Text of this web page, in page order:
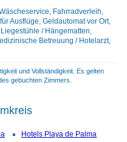
Fahrradverleih,
Ausflüge, Geldautomat vor Ort,
/ Hängematten,
Betreuung / Hotelarzt,
und Vollständigkeit. Es gelten
gebuchten Zimmers.
Hotels Playa de Palma